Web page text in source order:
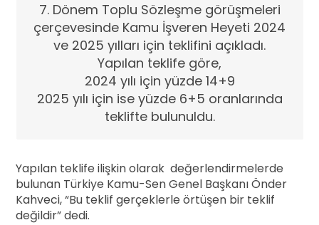
7. Dönem Toplu Sözleşme görüşmeleri
çerçevesinde Kamu İşveren Heyeti 2024
ve 2025 yılları için teklifini açıkladı.
Yapılan teklife göre,
2024 yılı için yüzde 14+9
2025 yılı için ise yüzde 6+5 oranlarında
teklifte bulunuldu.
Yapılan teklife ilişkin olarak değerlendirmelerde
bulunan Türkiye Kamu-Sen Genel Başkanı Önder
Kahveci, “Bu teklif gerçeklerle örtüşen bir teklif
değildir” dedi.